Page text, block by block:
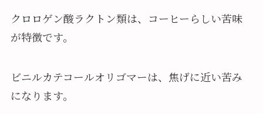
クロロゲン酸ラクトン類は、コーヒーらしい苦味
が特徴です。
ビニルカテコールオリゴマーは、焦げに近い苦み
になります。